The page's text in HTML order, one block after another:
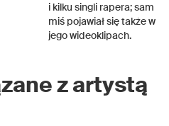
i kilku singli rapera; sam
miś pojawiał się także w
jego wideoklipach.
z artystą